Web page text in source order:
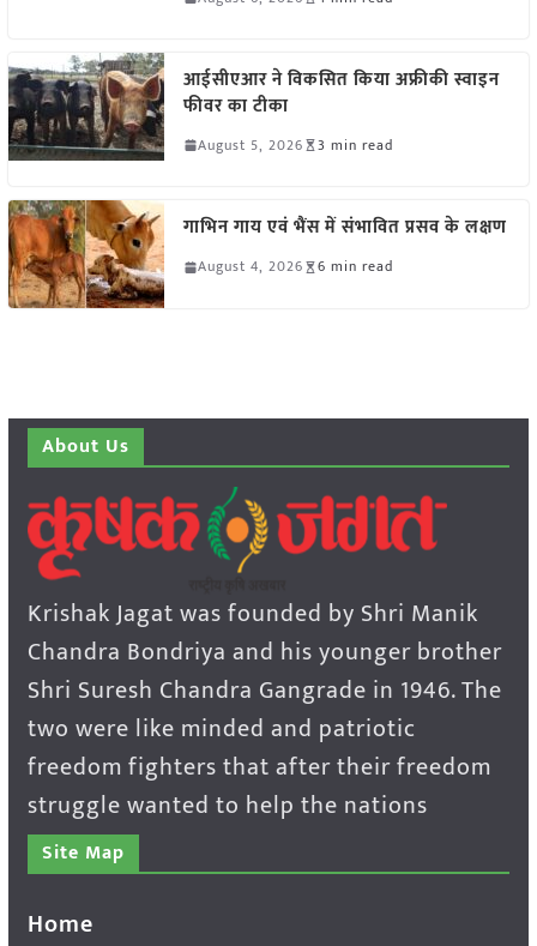
आईसीएआर ने विकसित किया अफ्रीकी स्वाइन
फीवर का टीका
August 5, 2026 3 min read
गाभिन गाय एवं भैंस में संभावित प्रसव के लक्षण
August 4, 2026 6 min read
About Us
Krishak Jagat was founded by Shri Manik
Chandra Bondriya and his younger brother
Shri Suresh Chandra Gangrade in 1946. The
two were like minded and patriotic
freedom fighters that after their freedom
struggle wanted to help the nations
Site Map
Home